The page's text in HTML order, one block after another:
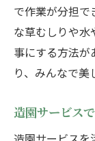
で作業が分担で
な草むしりや
事にする方法が
り、みんなで美
造園サービス